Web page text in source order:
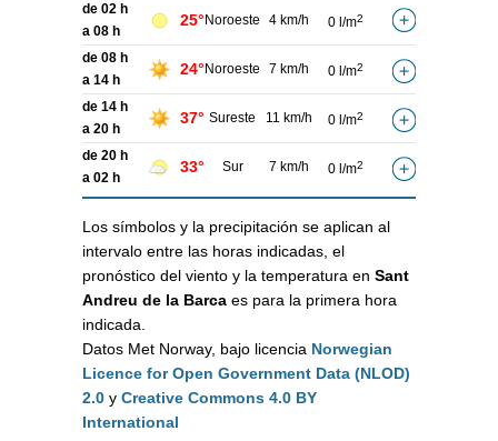
de 02 h
a 08 h
25° Noroeste 4 km/h 0 l/m2
de 08 h
a 14 h
24° Noroeste 7 km/h 0 l/m2
de 14 h
a 20 h
37° Sureste 11 km/h 0 l/m2
de 20 h
a 02 h
33° Sur 7 km/h 0 l/m2
Los símbolos y la precipitación se aplican al
intervalo entre las horas indicadas, el
pronóstico del viento y la temperatura en Sant
Andreu de la Barca es para la primera hora
indicada.
Datos Met Norway, bajo licencia Norwegian
Licence for Open Government Data (NLOD)
2.0 y Creative Commons 4.0 BY
International